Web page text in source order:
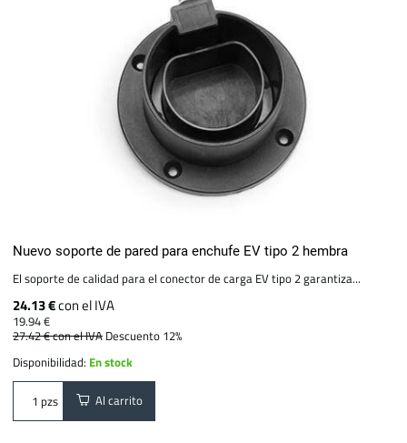
Nuevo soporte de pared para enchufe EV tipo 2 hembra
El soporte de calidad para el conector de carga EV tipo 2 garantiza...
24.13 €con el IVA
19.94 €
27.42 €con el IVA Descuento 12%
Disponibilidad: En stock
pzs Al carrito